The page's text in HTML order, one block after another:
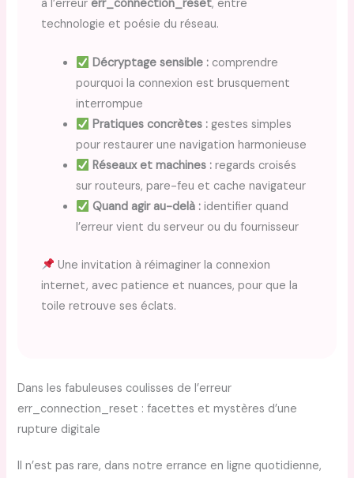
à l’erreurerr_connection_reset, entre
technologie et poésie du réseau.
Décryptage sensible :comprendre
pourquoi la connexion est brusquement
interrompue
Pratiques concrètes :gestes simples
pour restaurer une navigation harmonieuse
Réseaux et machines :regards croisés
sur routeurs, pare-feu et cache navigateur
Quand agir au-delà :identifier quand
l’erreur vient du serveur ou du fournisseur
Une invitation à réimaginer la connexion
internet, avec patience et nuances, pour que la
toile retrouve ses éclats.
Dans les fabuleuses coulisses de l’erreur
err_connection_reset : facettes et mystères d’une
rupture digitale
Il n’est pas rare, dans notre errance en ligne quotidienne,